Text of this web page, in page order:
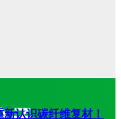
认识碳纤维复材！